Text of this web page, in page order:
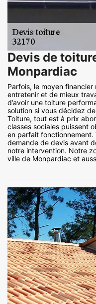
Devis de
Monpardiac
Parfois, le moyen
entretenir et de mieux
d’avoir une toiture
solution si vous décidez
Toiture, tout est à prix
classes sociales puissent
en parfait fonctionnement.
demande de devis avant
notre intervention. Notre
ville de Monpardiac et